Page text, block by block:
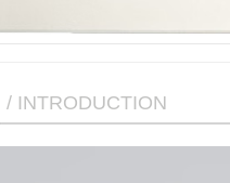
/ INTRODUCTION